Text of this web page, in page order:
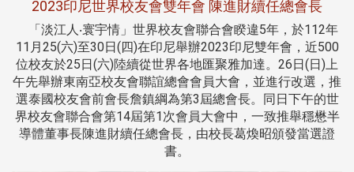
2023印尼世界校友會雙年會 陳進財續任總會長
「淡江人‧寰宇情」世界校友會聯合會睽違5年，於112年
11月25(六)至30日(四)在印尼舉辦2023印尼雙年會，近500
位校友於25日(六)陸續從世界各地匯聚雅加達。26日(日)上
午先舉辦東南亞校友會聯誼總會會員大會，並進行改選，推
選泰國校友會前會長詹鎮綱為第3屆總會長。同日下午的世
界校友會聯合會第14屆第1次會員大會中，一致推舉穩懋半
導體董事長陳進財續任總會長，由校長葛煥昭頒發當選證
書。